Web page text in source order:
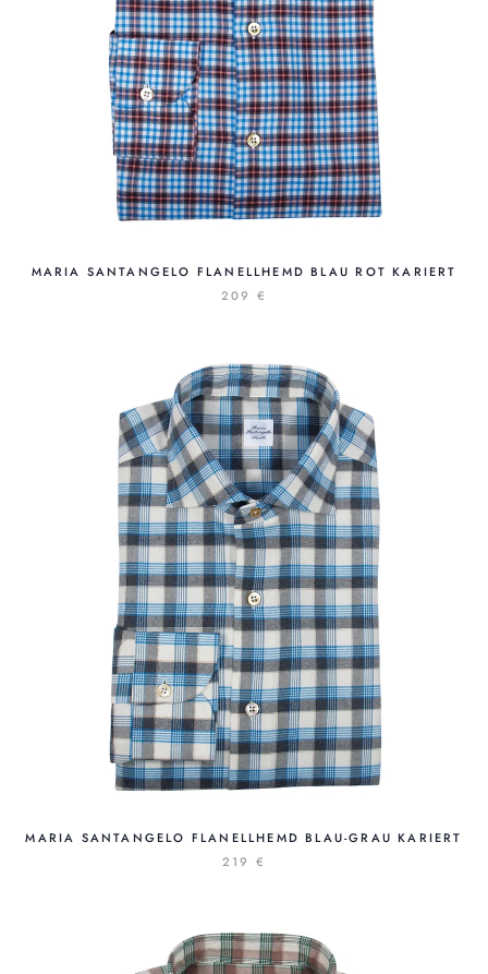
MARIA SANTANGELO FLANELLHEMD BLAU ROT KARIERT
209 €
MARIA SANTANGELO FLANELLHEMD BLAU-GRAU KARIERT
219 €